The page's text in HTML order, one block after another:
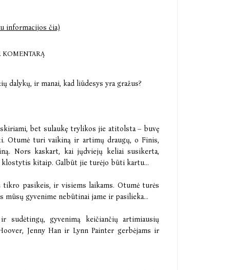
informacijos čia)
KOMENTARĄ
dalykų, ir manai, kad liūdesys yra gražus?
bet sulaukę trylikos jie atitolsta – buvę
Otumė turi vaikiną ir artimų draugų, o Finis,
Nors kaskart, kai jųdviejų keliai susikerta,
klostytis kitaip. Galbūt jie turėjo būti kartu...
pasikeis, ir visiems laikams. Otumė turės
mūsų gyvenime nebūtinai jame ir pasilieka...
sudėtingų, gyvenimą keičiančių artimiausių
Jenny Han ir Lynn Painter gerbėjams ir